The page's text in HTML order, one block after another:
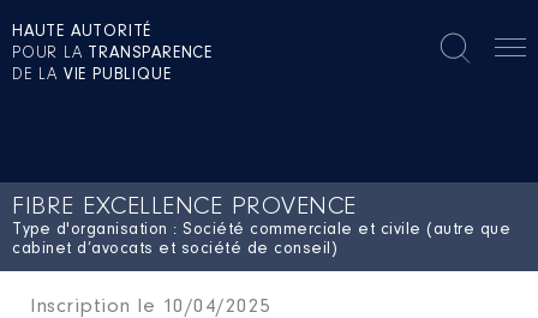
HAUTE AUTORITÉ
POUR LA TRANSPARENCE
DE LA VIE PUBLIQUE
FIBRE EXCELLENCE PROVENCE
Type d'organisation : Société commerciale et civile (autre que
cabinet d’avocats et société de conseil)
Inscription le 10/04/2025